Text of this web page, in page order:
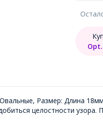
Размер: Длина
целостности